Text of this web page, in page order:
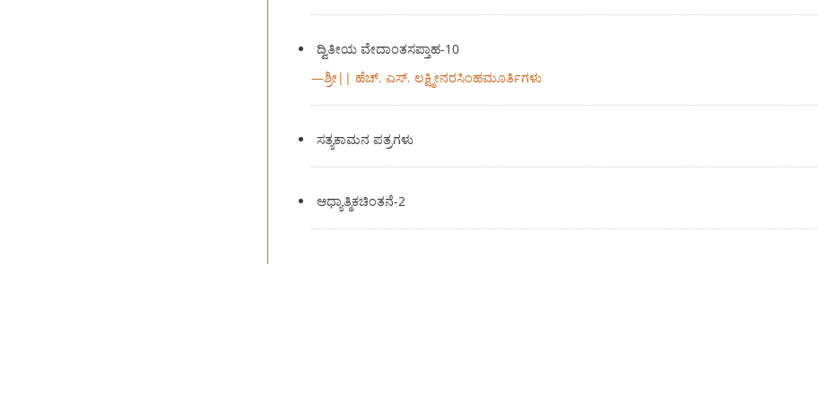
ದ್ವಿತೀಯ ವೇದಾಂತಸಪ್ತಾಹ-10
—ಶ್ರೀ|| ಹೆಚ್. ಎಸ್. ಲಕ್ಷ್ಮೀನರಸಿಂಹಮೂರ್ತಿಗಳು
ಸತ್ಯಕಾಮನ ಪತ್ರಗಳು
ಆಧ್ಯಾತ್ಮಿಕಚಿಂತನೆ-2